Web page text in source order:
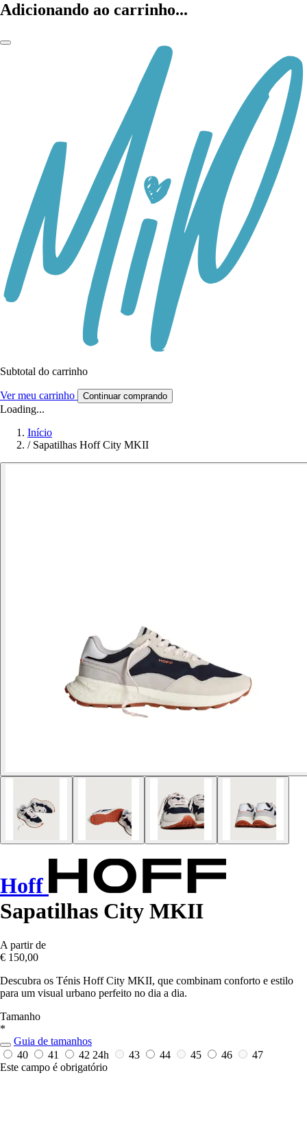
Adicionando ao carrinho...
Subtotal do carrinho
Ver meu carrinho Continuar comprando
Loading...
Início
/ Sapatilhas Hoff City MKII
Hoff
Sapatilhas City MKII
A partir de
€ 150,00
Descubra os Ténis Hoff City MKII, que combinam conforto e estilo
para um visual urbano perfeito no dia a dia.
Tamanho
*
Guia de tamanhos
40
41 42 24h 43 44 45 46
47
Este campo é obrigatório